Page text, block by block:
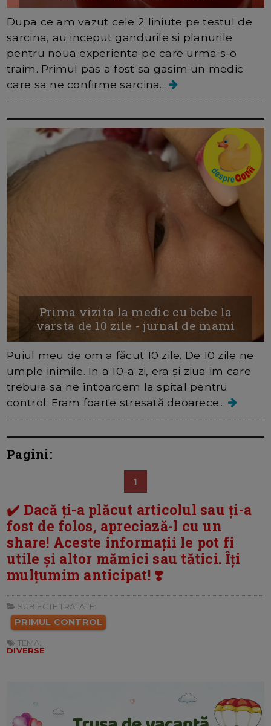
Dupa ce am vazut cele 2 liniute pe testul de
sarcina, au inceput gandurile si planurile
pentru noua experienta pe care urma s-o
traim. Primul pas a fost sa gasim un medic
care sa ne confirme sarcina...
Prima vizita la medic cu bebe la
varsta de 10 zile - jurnal de mami
Puiul meu de om a făcut 10 zile. De 10 zile ne
umple inimile. In a 10-a zi, era și ziua im care
trebuia sa ne întoarcem la spital pentru
control. Eram foarte stresată deoarece...
Pagini:
1
✔️ Dacă ți-a plăcut articolul sau ți-a
fost de folos, apreciază-l cu un
share! Aceste informații le pot fi
utile și altor mămici sau tătici. Îți
mulțumim anticipat! ❣️
SUBIECTE TRATATE:
PRIMUL CONTROL
TEMA:
DIVERSE